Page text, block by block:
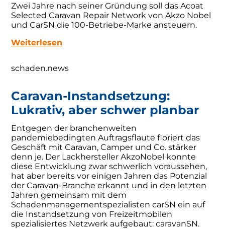
Zwei Jahre nach seiner Gründung soll das Acoat
Selected Caravan Repair Network von Akzo Nobel
und CarSN die 100-Betriebe-Marke ansteuern.
Weiterlesen
schaden.news
Caravan-Instandsetzung:
Lukrativ, aber schwer planbar
Entgegen der branchenweiten
pandemiebedingten Auftragsflaute floriert das
Geschäft mit Caravan, Camper und Co. stärker
denn je. Der Lackhersteller AkzoNobel konnte
diese Entwicklung zwar schwerlich voraussehen,
hat aber bereits vor einigen Jahren das Potenzial
der Caravan-Branche erkannt und in den letzten
Jahren gemeinsam mit dem
Schadenmanagementspezialisten carSN ein auf
die Instandsetzung von Freizeitmobilen
spezialisiertes Netzwerk aufgebaut: caravanSN.